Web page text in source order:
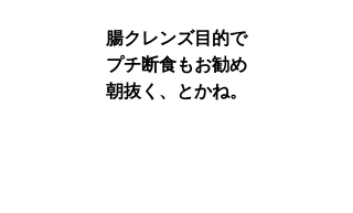
腸クレンズ目的で
プチ断食もお勧め
朝抜く、とかね。